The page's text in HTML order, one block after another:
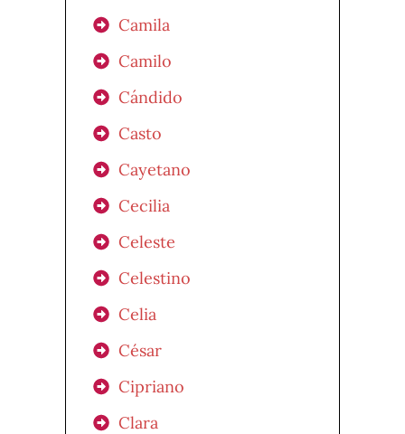
Camila
Camilo
Cándido
Casto
Cayetano
Cecilia
Celeste
Celestino
Celia
César
Cipriano
Clara